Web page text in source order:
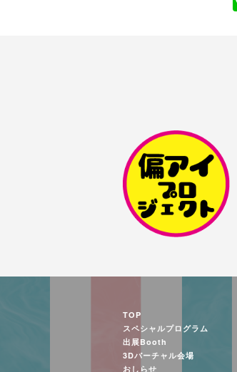
TOP
スペシャルプログラム
出展Booth
3Dバーチャル会場
おしらせ